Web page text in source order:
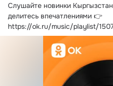
Слушайте новинки
делитесь впечатлениями 👉
https://ok.ru/music/playlist/